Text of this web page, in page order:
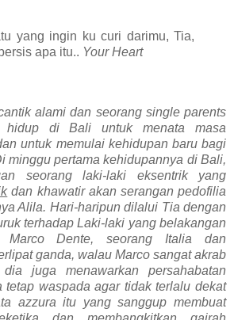
yang ingin ku curi darimu, Tia,
apa itu.. Your Heart
alami dan seorang single parents
hidup di Bali untuk menata masa
untuk memulai kehidupan baru bagi
minggu pertama kehidupannya di Bali,
seorang laki-laki eksentrik yang
dan khawatir akan serangan pedofilia
Alila. Hari-haripun dilalui Tia dengan
terhadap Laki-laki yang belakangan
Dente, seorang Italia dan
ganda, walau Marco sangat akrab
juga menawarkan persahabatan
tetap waspada agar tidak terlalu dekat
azzura itu yang sanggup membuat